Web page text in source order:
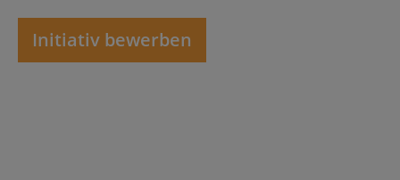
Initiativ bewerben